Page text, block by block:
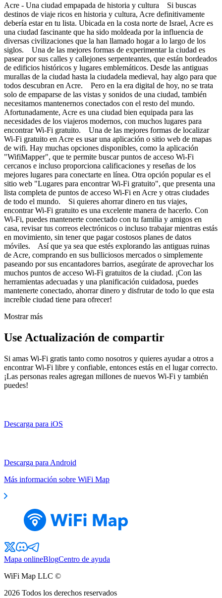
Acre - Una ciudad empapada de historia y cultura Si buscas
destinos de viaje ricos en historia y cultura, Acre definitivamente
debería estar en tu lista. Ubicada en la costa norte de Israel, Acre es
una ciudad fascinante que ha sido moldeada por la influencia de
diversas civilizaciones que la han llamado hogar a lo largo de los
siglos. Una de las mejores formas de experimentar la ciudad es
pasear por sus calles y callejones serpenteantes, que están bordeados
de edificios históricos y lugares emblemáticos. Desde las antiguas
murallas de la ciudad hasta la ciudadela medieval, hay algo para que
todos descubran en Acre. Pero en la era digital de hoy, no se trata
solo de empaparse de las vistas y sonidos de una ciudad, también
necesitamos mantenernos conectados con el resto del mundo.
Afortunadamente, Acre es una ciudad bien equipada para las
necesidades de los viajeros modernos, con muchos lugares para
encontrar Wi-Fi gratuito. Una de las mejores formas de localizar
Wi-Fi gratuito en Acre es usar una aplicación o sitio web de mapas
de wifi. Hay muchas opciones disponibles, como la aplicación
"WifiMapper", que te permite buscar puntos de acceso Wi-Fi
cercanos e incluso proporciona calificaciones y reseñas de los
mejores lugares para conectarte en línea. Otra opción popular es el
sitio web "Lugares para encontrar Wi-Fi gratuito", que presenta una
lista completa de puntos de acceso Wi-Fi en Acre y otras ciudades
de todo el mundo. Si quieres ahorrar dinero en tus viajes,
encontrar Wi-Fi gratuito es una excelente manera de hacerlo. Con
Wi-Fi, puedes mantenerte conectado con tu familia y amigos en
casa, revisar tus correos electrónicos o incluso trabajar mientras estás
en movimiento, sin tener que pagar costosos planes de datos
móviles. Así que ya sea que estés explorando las antiguas ruinas
de Acre, comprando en sus bulliciosos mercados o simplemente
paseando por sus encantadores barrios, asegúrate de aprovechar los
muchos puntos de acceso Wi-Fi gratuitos de la ciudad. ¡Con las
herramientas adecuadas y una planificación cuidadosa, puedes
mantenerte conectado, ahorrar dinero y disfrutar de todo lo que esta
increíble ciudad tiene para ofrecer!
Mostrar más
Use Actualización de compartir
Si amas Wi-Fi gratis tanto como nosotros y quieres ayudar a otros a
encontrar Wi-Fi libre y confiable, entonces estás en el lugar correcto.
¡Las personas reales agregan millones de nuevos Wi-Fi y también
puedes!
Descarga para iOS
Descarga para Android
Más información sobre WiFi Map
Mapa onlineBlogCentro de ayuda
WiFi Map LLC ©
2026 Todos los derechos reservados